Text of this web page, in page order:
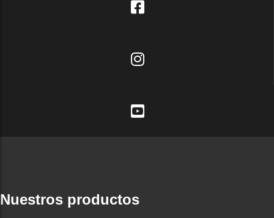
Nuestros productos